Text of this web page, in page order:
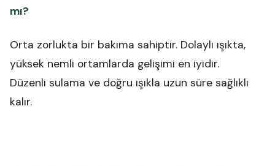
mı?
Orta zorlukta bir bakıma sahiptir. Dolaylı ışıkta,
yüksek nemli ortamlarda gelişimi en iyidir.
Düzenli sulama ve doğru ışıkla uzun süre sağlıklı
kalır.